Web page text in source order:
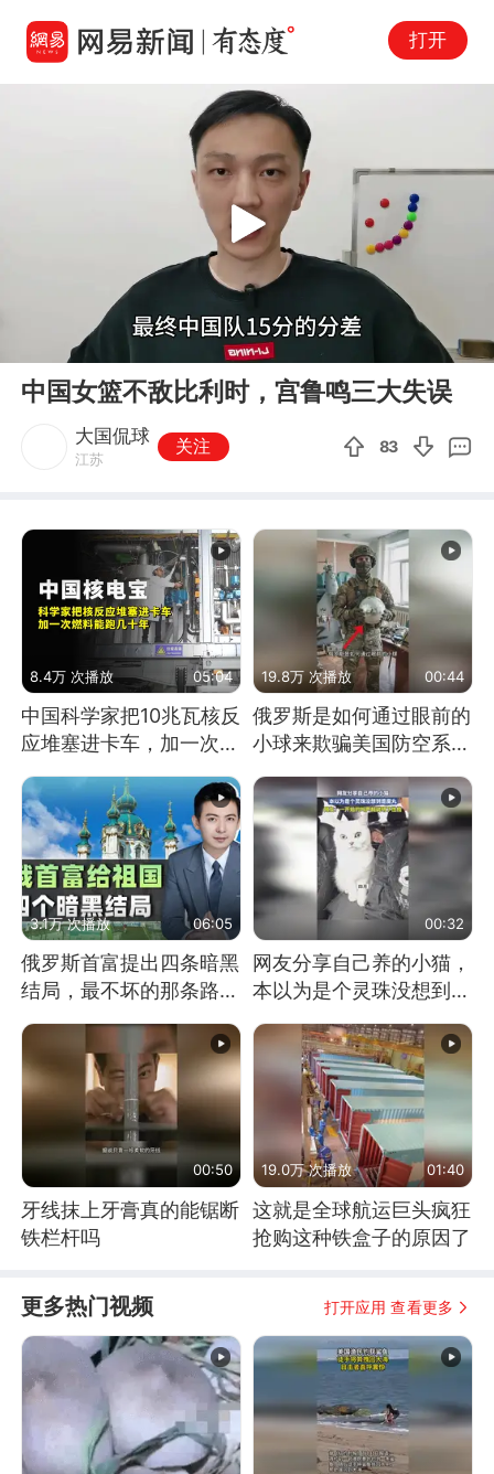
打开
Play
中国女篮不敌比利时，宫鲁鸣三大失误
大国侃球
江苏
关注 83
8.4万 次播放 05:04
中国科学家把10兆瓦核反
应堆塞进卡车，加一次燃
料能跑几十年
19.8万 次播放 00:44
俄罗斯是如何通过眼前的
小球来欺骗美国防空系统
的
3.1万 次播放 06:05
俄罗斯首富提出四条暗黑
结局，最不坏的那条路是
00:32
网友分享自己养的小猫，
本以为是个灵珠没想到是
00:50
牙线抹上牙膏真的能锯断
铁栏杆吗
19.0万 次播放 01:40
这就是全球航运巨头疯狂
抢购这种铁盒子的原因了
更多热门视频 打开应用 查看更多